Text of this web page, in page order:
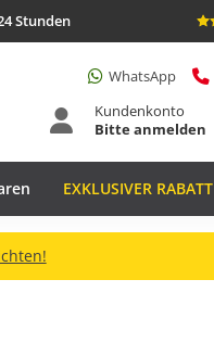
Stunden
WhatsApp
Kundenkonto
Bitte anmelden
EXKLUSIVER RABATT